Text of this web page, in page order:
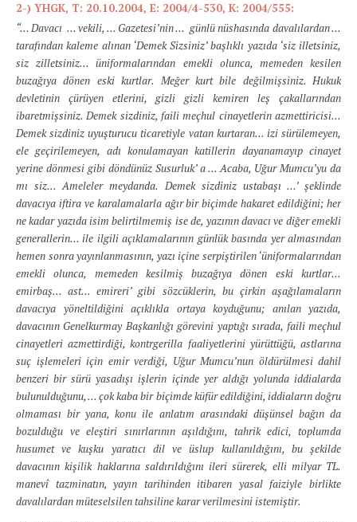
2-) YHGK, T: 20.10.2004, E: 2004/4-530, K: 2004/555:
“… Davacı … vekili, … Gazetesi’nin … günlü nüshasında davalılardan …
tarafından kaleme alınan ‘Demek Sizsiniz’ başlıklı yazıda ‘siz illetsiniz,
siz zilletsiniz... üniformalarından emekli olunca, memeden kesilen
buzağıya dönen eski kurtlar. Meğer kurt bile değilmişsiniz. Hukuk
devletinin çürüyen etlerini, gizli gizli kemiren leş çakallarından
ibaretmişsiniz. Demek sizdiniz, faili meçhul cinayetlerin azmettiricisi...
Demek sizdiniz uyuşturucu ticaretiyle vatan kurtaran... izi sürülemeyen,
ele geçirilemeyen, adı konulamayan katillerin dayanamayıp cinayet
yerine dönmesi gibi döndünüz Susurluk’ a ... Acaba, Uğur Mumcu’yu da
mı siz... Ameleler meydanda. Demek sizdiniz ustabaşı ...’ şeklinde
davacıya iftira ve karalamalarla ağır bir biçimde hakaret edildiğini; her
ne kadar yazıda isim belirtilmemiş ise de, yazının davacı ve diğer emekli
generallerin… ile ilgili açıklamalarının günlük basında yer almasından
hemen sonra yayınlanmasının, yazı içine serpiştirilen ‘üniformalarından
emekli olunca, memeden kesilmiş buzağıya dönen eski kurtlar...
emirbaş... ast... emireri’ gibi sözcüklerin, bu çirkin aşağılamaların
davacıya yöneltildiğini açıklıkla ortaya koyduğunu; anılan yazıda,
davacının Genelkurmay Başkanlığı görevini yaptığı sırada, faili meçhul
cinayetleri azmettirdiği, kontrgerilla faaliyetlerini yürüttüğü, astlarına
suç işlemeleri için emir verdiği, Uğur Mumcu’nun öldürülmesi dahil
benzeri bir sürü yasadışı işlerin içinde yer aldığı yolunda iddialarda
bulunulduğunu, … çok kaba bir biçimde küfür edildiğini, iddiaların doğru
olmaması bir yana, konu ile anlatım arasındaki düşünsel bağın da
bozulduğu ve eleştiri sınırlarının aşıldığını, tahrik edici, toplumda
husumet ve kuşku yaratıcı dil ve üslup kullanıldığını, bu şekilde
davacının kişilik haklarına saldırıldığını ileri sürerek, elli milyar TL.
manevî tazminatın, yayın tarihinden itibaren yasal faiziyle birlikte
davalılardan müteselsilen tahsiline karar verilmesini istemiştir.